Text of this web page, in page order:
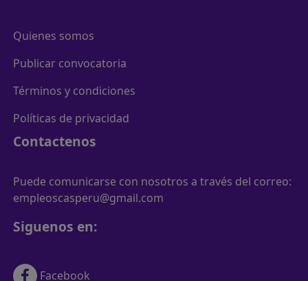
Quienes somos
Publicar convocatoria
Términos y condiciones
Políticas de privacidad
Contactenos
Puede comunicarse con nosotros a través del correo:
empleoscasperu@gmail.com
Siguenos en:
Facebook